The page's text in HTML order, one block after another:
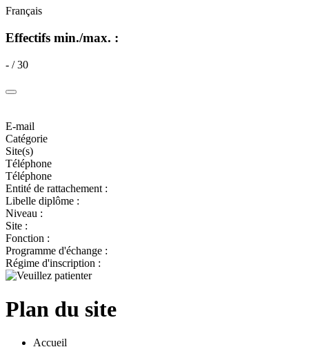
Français
Effectifs min./max. :
- / 30
E-mail
Catégorie
Site(s)
Téléphone
Téléphone
Entité de rattachement :
Libelle diplôme :
Niveau :
Site :
Fonction :
Programme d'échange :
Régime d'inscription :
Plan du site
Accueil